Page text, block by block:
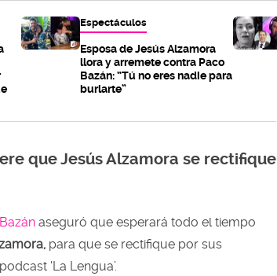
Espectáculos
Esposa de Jesús Alzamora
llora y arremete contra Paco
Bazán: “Tú no eres nadie para
burlarte”
que Jesús Alzamora se rectifique
aseguró que esperará todo el tiempo
para que se rectifique por sus
‘La Lengua’.